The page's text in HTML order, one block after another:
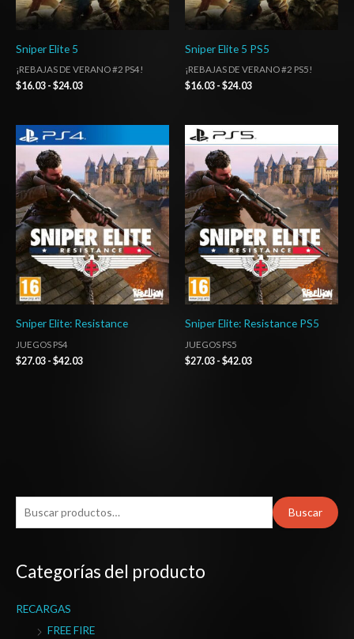
u
c
r
Buscar
Categorías del producto
RECARGAS
FREE FIRE
Sniper Elite 5
¡REBAJAS DE VERANO #2 PS4!
$16.03 - $24.03
Sniper Elite 5 PS5
¡REBAJAS DE VERANO #2 PS5!
$16.03 - $24.03
Sniper Elite: Resistance
JUEGOS PS4
$27.03 - $42.03
de
precios:
desde
$27.03
hasta
$42.03
Sniper Elite: Resistance PS5
JUEGOS PS5
$27.03 - $42.03
Rango
de
precios:
desde
$27.03
hasta
$42.03